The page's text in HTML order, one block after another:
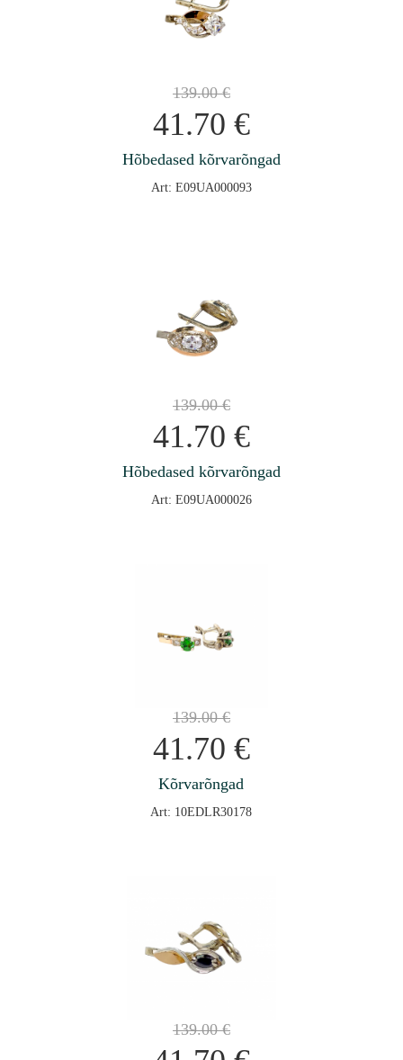
139.00€
41.70 €
Hõbedased kõrvarõngad
Art: E09UA000093
139.00€
41.70 €
Hõbedased kõrvarõngad
Art: E09UA000026
139.00€
41.70 €
Kõrvarõngad
Art: 10EDLR30178
139.00€